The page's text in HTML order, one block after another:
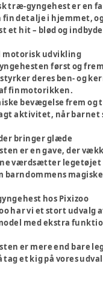
træ-gyngehest er en
fin detalje i hjemmet,
et hit – blød og
motorisk udvikling
først og
deres ben- og
finmotorikken.
bevægelse frem og
aktivitet, når barnet
bringer glæde
er en gave, der
værdsætter legetøjet
barndommens
hos Pixizoo
har vi et stort udvalg
med ekstra
er mere end bare
tag et kig på vores